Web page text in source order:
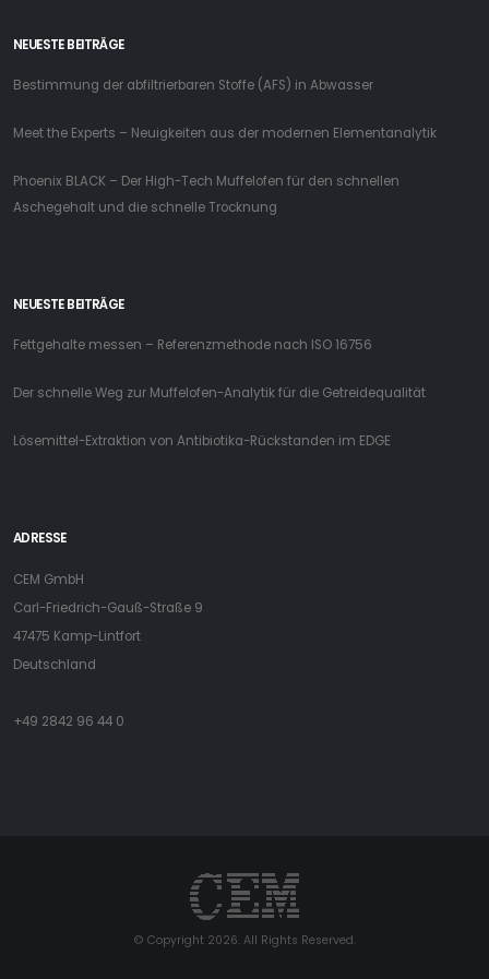
NEUESTE BEITRÄGE
Bestimmung der abfiltrierbaren Stoffe (AFS) in Abwasser
Meet the Experts – Neuigkeiten aus der modernen Elementanalytik
Phoenix BLACK – Der High-Tech Muffelofen für den schnellen
Aschegehalt und die schnelle Trocknung
NEUESTE BEITRÄGE
Fettgehalte messen – Referenzmethode nach ISO 16756
Der schnelle Weg zur Muffelofen-Analytik für die Getreidequalität
Lösemittel-Extraktion von Antibiotika-Rückstanden im EDGE
ADRESSE
CEM GmbH
Carl-Friedrich-Gauß-Straße 9
47475 Kamp-Lintfort
Deutschland
+49 2842 96 44 0
© Copyright 2026. All Rights Reserved.